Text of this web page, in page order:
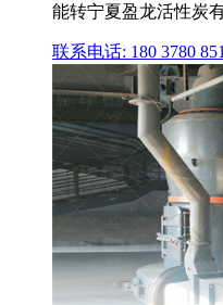
能转宁夏盈龙活性炭
联系电话: 180 3780